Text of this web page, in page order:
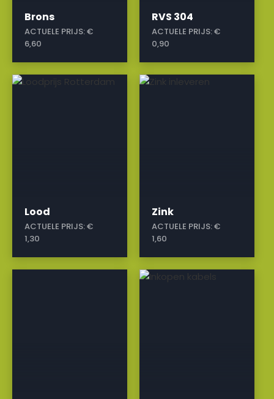
Brons
ACTUELE PRIJS:€
6,60
RVS 304
ACTUELE PRIJS:€
0,90
Lood
ACTUELE PRIJS:€
1,30
a
Zink
ACTUELE PRIJS:€
1,60
a
a